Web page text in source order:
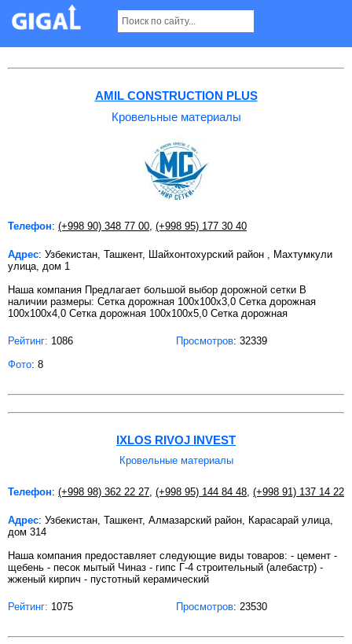
Кровельные материалы в Ташкенте
AMIL CONSTRUCTION PLUS
Кровельные материалы
Телефон: (+998 90) 348 77 00 (+998 95) 177 30 40
Адрес: Узбекистан, Ташкент, Шайхонтохурский район , Махтумкули
улица, дом 1
Наша компания Предлагает большой выбор дорожной сетки В
наличии размеры: Сетка дорожная 100х100х3,0 Сетка дорожная
100х100х4,0 Сетка дорожная 100х100х5,0 Сетка дорожная
Рейтинг: 1086 Просмотров: 32339
Фото: 8
IXLOS RIVOJ INVEST
Кровельные материалы
Телефон: (+998 98) 362 22 27, (+998 95) 144 84 48, (+998 91) 137 14 22
Адрес: Узбекистан, Ташкент, Алмазарский район, Карасарай улица,
дом 314
Наша компания предоставляет следующие виды товаров: - цемент -
щебень - песок мытый Чиназ - гипс Г-4 строительный (алебастр) -
жженый кирпич - пустотный керамический
Рейтинг: 1075 Просмотров: 23530